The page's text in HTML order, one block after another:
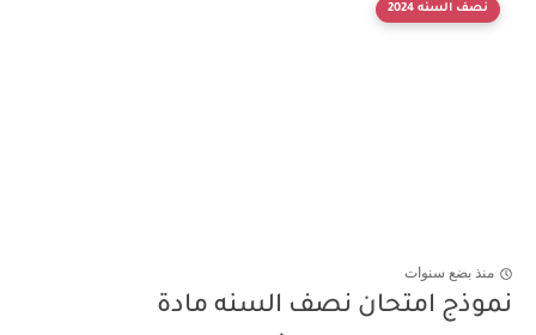
نصف السنه 2024
منذ بضع سنوات
نموذج امتحان نصف السنه مادة